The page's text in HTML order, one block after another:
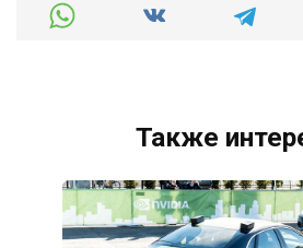
Также